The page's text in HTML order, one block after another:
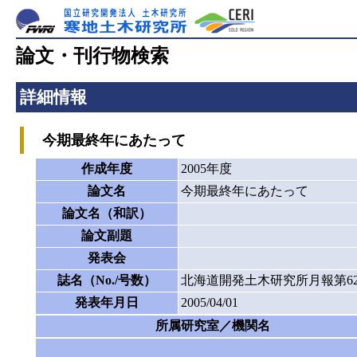
論文・刊行物検索
詳細情報
今期最終年にあたって
作成年度
2005年度
論文名
今期最終年にあたって
論文名（和訳）
論文副題
発表会
誌名（No./号数）
北海道開発土木研究所月報第
発表年月日
2005/04/01
所属研究室／機関名